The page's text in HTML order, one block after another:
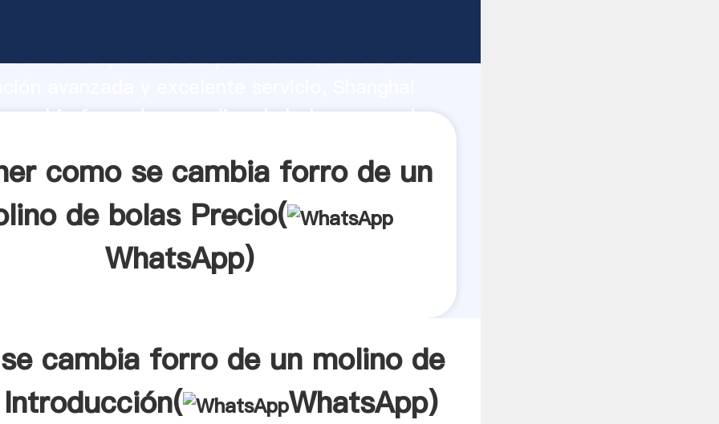
fuerte capacidad de producción, fuerza de
cambia forro de un molino de bolas proveedor
como se cambia forro de un
de bolas Precio(
WhatsApp)
cambia forro de un molino de
WhatsApp)